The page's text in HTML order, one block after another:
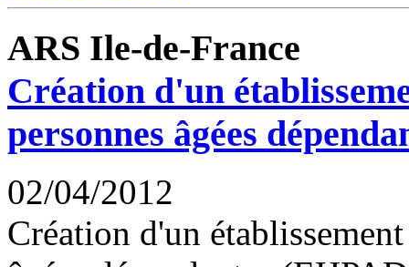
ARS Ile-de-France
Création d'un
personnes âgées
02/04/2012
Création d'un